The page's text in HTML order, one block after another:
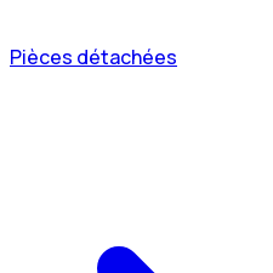
Pièces détachées